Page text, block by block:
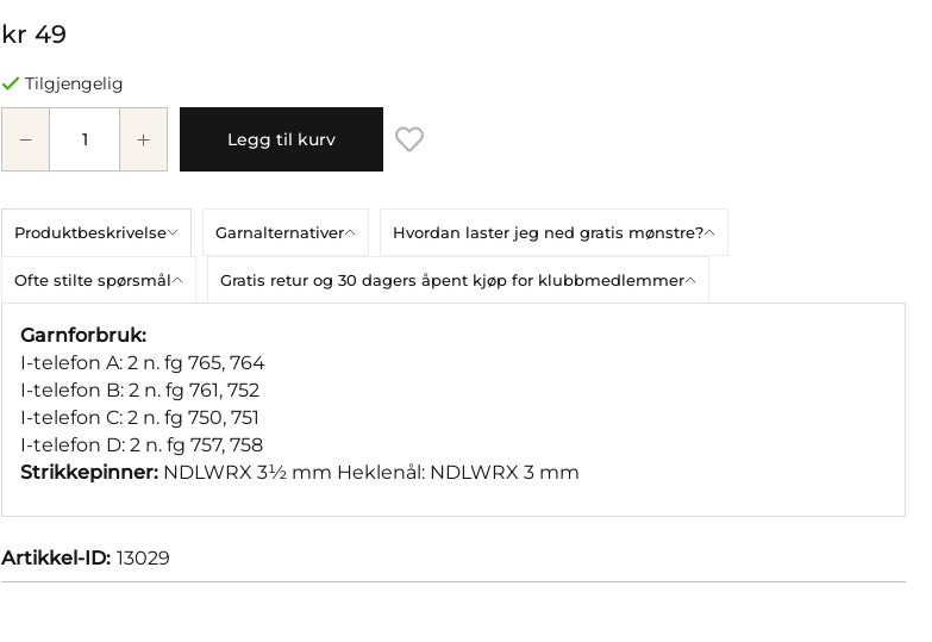
kr 49
Tilgjengelig
Legg til kurv
Produktbeskrivelse Garnalternativer Hvordan laster jeg ned gratis mønstre?
Ofte stilte spørsmål Gratis retur og 30 dagers åpent kjøp for klubbmedlemmer
Garnforbruk:
I-telefon A: 2 n. fg 765, 764
I-telefon B: 2 n. fg 761, 752
I-telefon C: 2 n. fg 750, 751
I-telefon D: 2 n. fg 757, 758
Strikkepinner: NDLWRX 3½ mm Heklenål: NDLWRX 3 mm
Artikkel-ID: 13029